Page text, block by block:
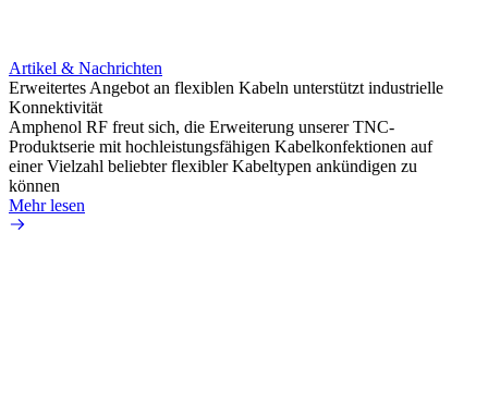
Artikel & Nachrichten
Erweitertes Angebot an flexiblen Kabeln unterstützt industrielle
Konnektivität
Amphenol RF freut sich, die Erweiterung unserer TNC-
Produktserie mit hochleistungsfähigen Kabelkonfektionen auf
einer Vielzahl beliebter flexibler Kabeltypen ankündigen zu
können
Mehr lesen